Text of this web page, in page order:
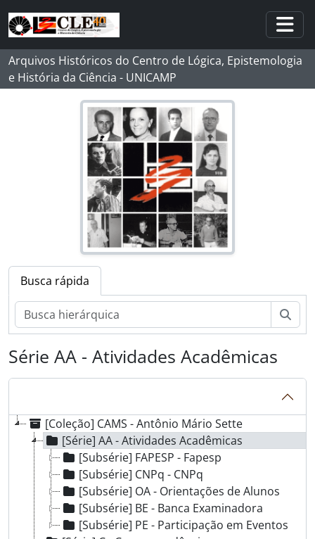
Skip to main content
Arquivos Históricos do Centro de Lógica, Epistemologia
e História da Ciência - UNICAMP
Busca rápida
Série AA - Atividades Acadêmicas
[Coleção] CAMS - Antônio Mário Sette
[Série] AA - Atividades Acadêmicas
[Subsérie] FAPESP - Fapesp
[Subsérie] CNPq - CNPq
[Subsérie] OA - Orientações de Alunos
[Subsérie] BE - Banca Examinadora
[Subsérie] PE - Participação em Eventos